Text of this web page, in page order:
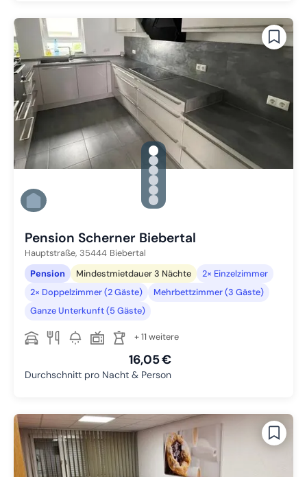
gallery.slide_selector
Zu Slide 1 wechseln
Zu Slide 2 wechseln
Zu Slide 3 wechseln
Zu Slide 4 wechseln
Zu Slide 5 wechseln
Zu Slide 6 wechseln
Pension Scherner Biebertal
Hauptstraße, 35444 Biebertal
Pension
Mindestmietdauer 3 Nächte
2× Einzelzimmer
2× Doppelzimmer (2 Gäste)
Mehrbettzimmer (3 Gäste)
Ganze Unterkunft (5 Gäste)
+ 11 weitere
16,05 €
Durchschnitt pro Nacht & Person